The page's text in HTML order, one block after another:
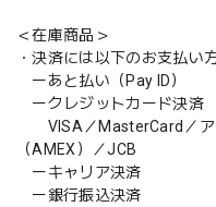
＜在庫商品＞
・決済には以下のお支払い
ーあと払い（Pay ID）
ークレジットカード決済
VISA／MasterCard／ア
（AMEX）／JCB
ーキャリア決済
ー銀行振込決済